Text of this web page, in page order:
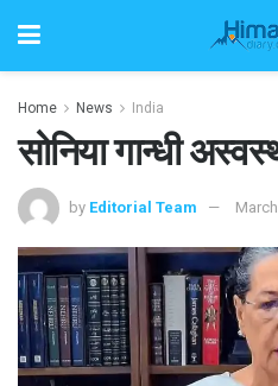
Home News India
सोनिया गान्धी
by Editorial Team